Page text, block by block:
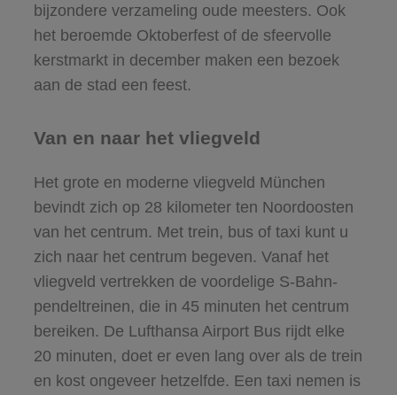
bijzondere verzameling oude meesters. Ook
het beroemde Oktoberfest of de sfeervolle
kerstmarkt in december maken een bezoek
aan de stad een feest.
Van en naar het vliegveld
Het grote en moderne vliegveld München
bevindt zich op 28 kilometer ten Noordoosten
van het centrum. Met trein, bus of taxi kunt u
zich naar het centrum begeven. Vanaf het
vliegveld vertrekken de voordelige S-Bahn-
pendeltreinen, die in 45 minuten het centrum
bereiken. De Lufthansa Airport Bus rijdt elke
20 minuten, doet er even lang over als de trein
en kost ongeveer hetzelfde. Een taxi nemen is